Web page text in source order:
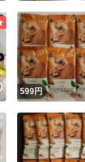
いいね！
599円